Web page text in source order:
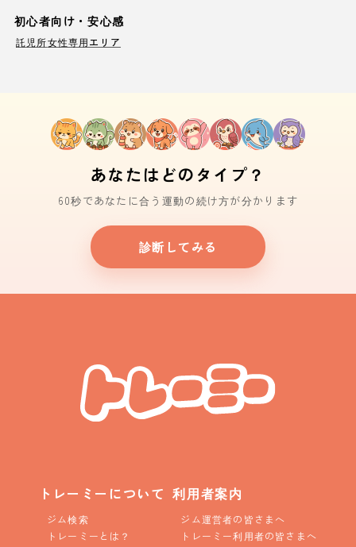
初心者向け・安心感
託児所女性専用エリア
あなたはどのタイプ？
60秒であなたに合う運動の続け方が分かります
診断してみる
トレーミーについて
ジム検索
トレーミーとは？
利用者案内
ジム運営者の皆さまへ
トレーミー利用者の皆さまへ